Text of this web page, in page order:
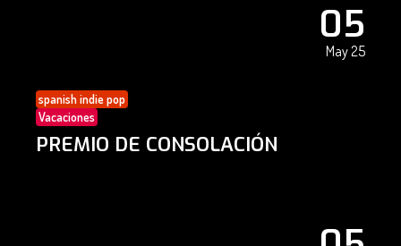
05
May 25
spanish indie pop
Vacaciones
PREMIO DE CONSOLACIÓN